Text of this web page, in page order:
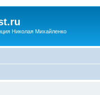
Николая Михайленко